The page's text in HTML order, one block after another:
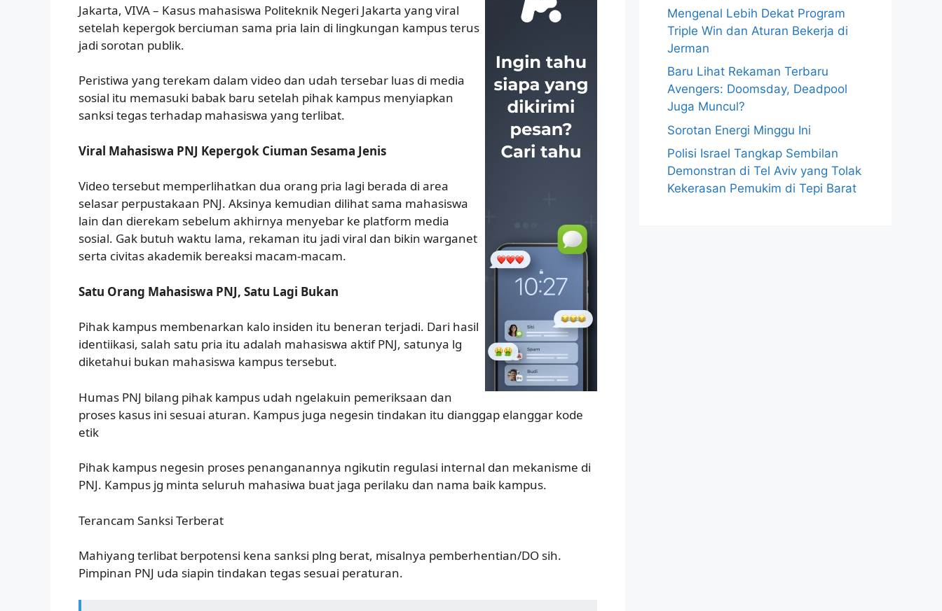
Jakarta, VIVA – Kasus mahasiswa Politeknik Negeri Jakarta yang viral
setelah kepergok berciuman sama pria lain di lingkungan kampus terus
jadi sorotan publik.
Peristiwa yang terekam dalam video dan udah tersebar luas di media
sosial itu memasuki babak baru setelah pihak kampus menyiapkan
sanksi tegas terhadap mahasiswa yang terlibat.
Viral Mahasiswa PNJ Kepergok Ciuman Sesama Jenis
Video tersebut memperlihatkan dua orang pria lagi berada di area
selasar perpustakaan PNJ. Aksinya kemudian dilihat sama mahasiswa
lain dan dierekam sebelum akhirnya menyebar ke platform media
sosial. Gak butuh waktu lama, rekaman itu jadi viral dan bikin warganet
serta civitas akademik bereaksi macam-macam.
Satu Orang Mahasiswa PNJ, Satu Lagi Bukan
Pihak kampus membenarkan kalo insiden itu beneran terjadi. Dari hasil
identiikasi, salah satu pria itu adalah mahasiswa aktif PNJ, satunya lg
diketahui bukan mahasiswa kampus tersebut.
Humas PNJ bilang pihak kampus udah ngelakuin pemeriksaan dan
proses kasus ini sesuai aturan. Kampus juga negesin tindakan itu dianggap elanggar kode
etik
Pihak kampus negesin proses penanganannya ngikutin regulasi internal dan mekanisme di
PNJ. Kampus jg minta seluruh mahasiwa buat jaga perilaku dan nama baik kampus.
Terancam Sanksi Terberat
Mahiyang terlibat berpotensi kena sanksi plng berat, misalnya pemberhentian/DO sih.
Pimpinan PNJ uda siapin tindakan tegas sesuai peraturan.
Mengenal Lebih Dekat Program
Triple Win dan Aturan Bekerja di
Jerman
Baru Lihat Rekaman Terbaru
Avengers: Doomsday, Deadpool
Juga Muncul?
Sorotan Energi Minggu Ini
Polisi Israel Tangkap Sembilan
Demonstran di Tel Aviv yang Tolak
Kekerasan Pemukim di Tepi Barat